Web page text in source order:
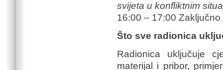
svijeta u konfliktnim
16:00 – 17:00
Što sve radionica
Radionica uključuje
materijal i pribor,